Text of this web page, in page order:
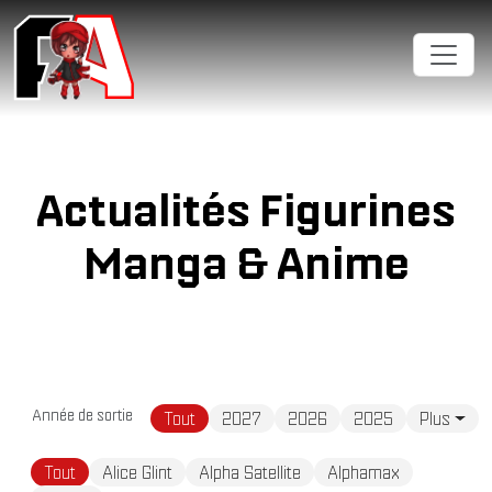
Actualités Figurines
Manga & Anime
Année de sortie Tout 2027 2026 2025 Plus
Tout Alice Glint Alpha Satellite
Alphamax
Cookies management panel